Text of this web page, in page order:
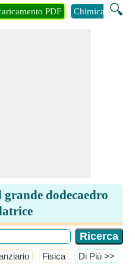
🔍
PDF Chimica
dodecaedro
Fisica ​Di Più >>